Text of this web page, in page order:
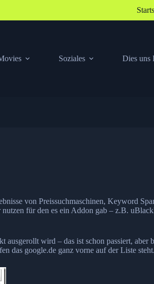
Soziales
Dies uns
von Preissuchmaschinen, Keyword
für den es ein Addon gab – z.B.
wird – das ist schon passiert, aber
das google.de ganz vorne auf der Liste steht.